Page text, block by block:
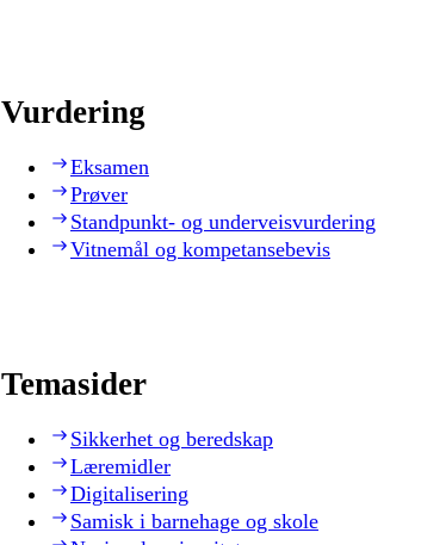
Vurdering
Eksamen
Prøver
Standpunkt- og underveisvurdering
Vitnemål og kompetansebevis
Temasider
Sikkerhet og beredskap
Læremidler
Digitalisering
Samisk i barnehage og skole